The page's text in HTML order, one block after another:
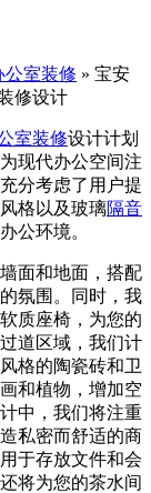
公室装修 » 宝安
修设计
室装修设计计划
现代办公空间注
分考虑了用户提
格以及玻璃隔音
公环境。
面和地面，搭配
氛围。同时，我
质座椅，为您的
道区域，我们计
格的陶瓷砖和卫
和植物，增加空
中，我们将注重
私密而舒适的商
于存放文件和会
将为您的茶水间